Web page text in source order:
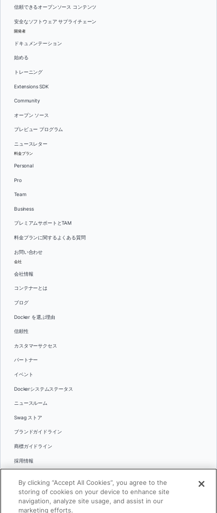
信頼できるオープンソース コンテンツ
安全なソフトウェア サプライチェーン
開発者
ドキュメンテーション
始める
トレーニング
Extensions SDK
Community
オープン ソース
プレビュー プログラム
ニュースレター
料金プラン
Personal
Pro
Team
Business
プレミアムサポートとTAM
料金プランに関するよくある質問
お問い合わせ
会社
会社情報
コンテナーとは
ブログ
Docker を選ぶ理由
信頼性
カスタマーサクセス
パートナー
イベント
Dockerシステムステータス
ニュースルーム
Swag ストア
ブランドガイドライン
商標ガイドライン
採用情報
言語
日本語
By clicking “Accept All Cookies”, you agree to the
storing of cookies on your device to enhance site
navigation, analyze site usage, and assist in our
marketing efforts.